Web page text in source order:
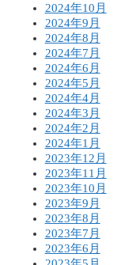
2024年10月
2024年9月
2024年8月
2024年7月
2024年6月
2024年5月
2024年4月
2024年3月
2024年2月
2024年1月
2023年12月
2023年11月
2023年10月
2023年9月
2023年8月
2023年7月
2023年6月